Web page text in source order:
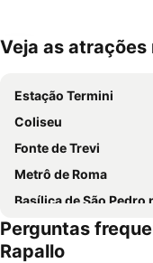
Ampliar mapa
Veja as
Estação Termini
Coliseu
Fonte de Trevi
Metrô de Roma
Basílica de São Pedro no
Termini Metro Station
Prati
Perguntas
Rapallo